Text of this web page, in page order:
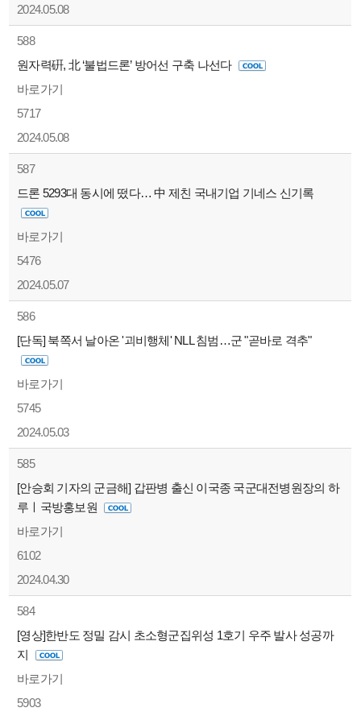
2024.05.08
588
원자력硏, 北 ‘불법드론’ 방어선 구축 나선다
바로가기
5717
2024.05.08
587
드론 5293대 동시에 떴다… 中 제친 국내기업 기네스 신기록
바로가기
5476
2024.05.07
586
[단독] 북쪽서 날아온 '괴비행체' NLL 침범…군 "곧바로 격추"
바로가기
5745
2024.05.03
585
[안승회 기자의 군금해] 갑판병 출신 이국종 국군대전병원장의 하
루ㅣ국방홍보원
바로가기
6102
2024.04.30
584
[영상]한반도 정밀 감시 초소형군집위성 1호기 우주 발사 성공까
지
바로가기
5903